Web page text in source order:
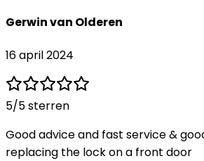
Gerwin van Olderen
16 april 2024
5/5 sterren
Good advice and fast service &
replacing the lock on a front door